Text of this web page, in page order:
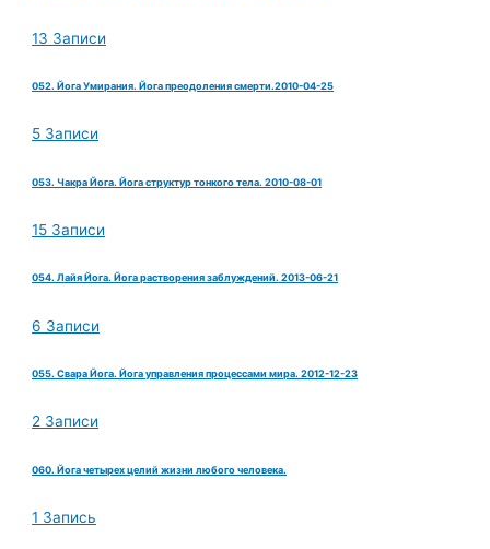
13 Записи
052. Йога Умирания. Йога преодоления смерти.2010-04-25
5 Записи
053. Чакра Йога. Йога структур тонкого тела. 2010-08-01
15 Записи
054. Лайя Йога. Йога растворения заблуждений. 2013-06-21
6 Записи
055. Свара Йога. Йога управления процессами мира. 2012-12-23
2 Записи
060. Йога четырех целий жизни любого человека.
1 Запись